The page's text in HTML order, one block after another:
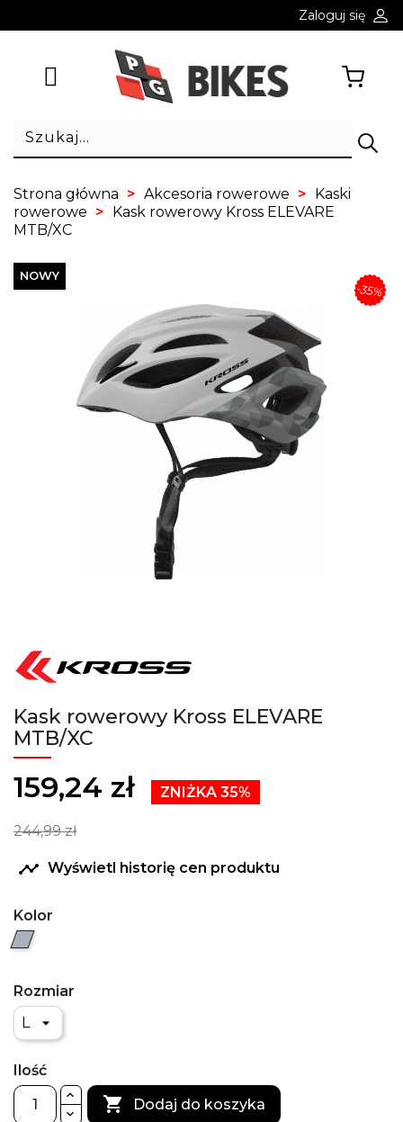
Zaloguj się
Strona główna Akcesoria rowerowe
Kaski
rowerowe
Kask rowerowy Kross ELEVARE
MTB/XC
NOWY
-35%
Kask rowerowy Kross ELEVARE
MTB/XC
159,24 zł ZNIŻKA 35%
244,99 zł
 Wyświetl historię cen produktu
Kolor
Szary
Rozmiar
Ilość
 Dodaj do koszyka